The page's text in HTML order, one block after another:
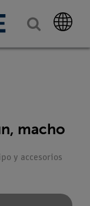
macho
y accesorios